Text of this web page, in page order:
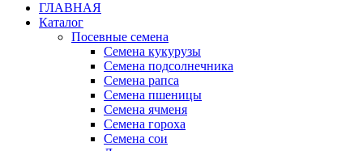
ГЛАВНАЯ
Каталог
Посевные семена
Семена кукурузы
Семена подсолнечника
Семена рапса
Семена пшеницы
Семена ячменя
Семена гороха
Семена сои